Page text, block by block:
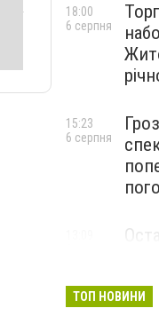
18:00
6 серпня
15:23
6 серпня
ТОП НОВИНИ